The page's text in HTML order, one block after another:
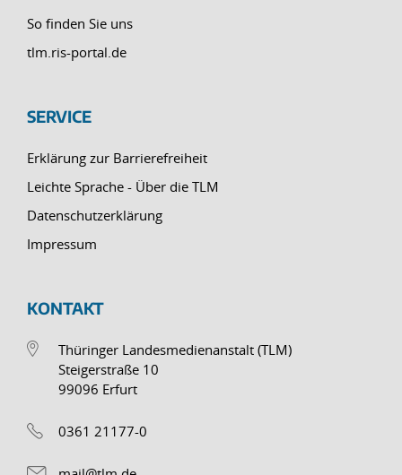
So finden Sie uns
tlm.ris-portal.de
SERVICE
Erklärung zur Barrierefreiheit
Leichte Sprache - Über die TLM
Datenschutzerklärung
Impressum
KONTAKT
Thüringer Landesmedienanstalt (TLM)
Steigerstraße 10
99096 Erfurt
0361 21177-0